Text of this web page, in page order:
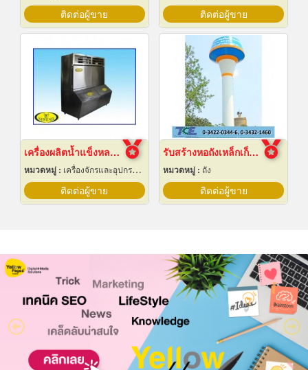
ติดต่อผู้ขาย ติดต่อผู้ขาย
เครื่องผลิตน้ำแข็งหลอด เชียงใหม่
หมวดหมู่ : เครื่องจักรและอุปกรณ์ผลิตน้ำแข็ง
ติดต่อผู้ขาย
รับสร้างหอถังเหล็กเก็บน้ำ
หมวดหมู่ : ถัง
ติดต่อผู้ขาย